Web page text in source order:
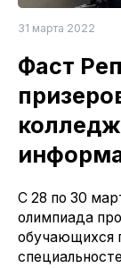
31 марта 2022
Фаст
С 28 по 30
олимпиада
обучающихся